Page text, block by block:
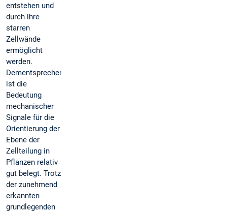
entstehen und
durch ihre
starren
Zellwände
ermöglicht
werden.
Dementsprechend
ist die
Bedeutung
mechanischer
Signale für die
Orientierung der
Ebene der
Zellteilung in
Pflanzen relativ
gut belegt. Trotz
der zunehmend
erkannten
grundlegenden